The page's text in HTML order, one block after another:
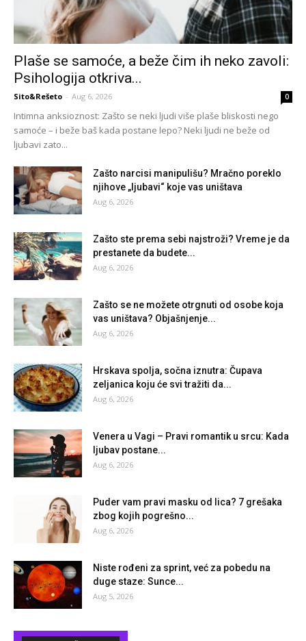
Plaše se samoće, a beže čim ih neko zavoli:
Psihologija otkriva...
Sito&Rešeto - Aug 6, 2026 0
Intimna anksioznost: Zašto se neki ljudi više plaše bliskosti nego
samoće – i beže baš kada postane lepo? Neki ljudi ne beže od
ljubavi zato...
Zašto narcisi manipulišu? Mračno poreklo
njihove „ljubavi“ koje vas uništava
Aug 6, 2026
Zašto ste prema sebi najstroži? Vreme je da
prestanete da budete...
Aug 6, 2026
Zašto se ne možete otrgnuti od osobe koja
vas uništava? Objašnjenje...
Aug 6, 2026
Hrskava spolja, sočna iznutra: Čupava
zeljanica koju će svi tražiti da...
Aug 6, 2026
Venera u Vagi – Pravi romantik u srcu: Kada
ljubav postane...
Aug 6, 2026
Puder vam pravi masku od lica? 7 grešaka
zbog kojih pogrešno...
Aug 6, 2026
Niste rođeni za sprint, već za pobedu na
duge staze: Sunce...
Aug 5, 2026